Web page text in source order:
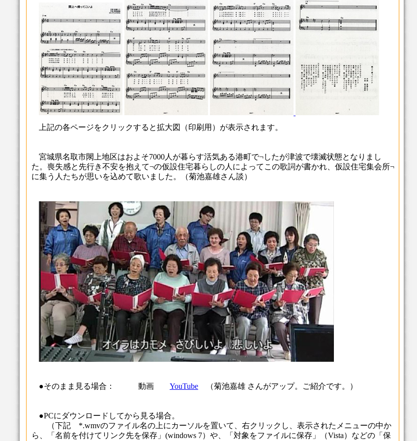
上記の各ページをクリックすると拡大図（印刷用）が表示されます。
宮城県名取市閖上地区はおよそ7000人が暮らす活気ある港町で¬したが津波で壊滅状態となりまし
た。喪失感と先行き不安を抱えて¬の仮設住宅暮らしの人によってこの歌詞が書かれ、仮設住宅集会所¬
に集う人たちが思いを込めて歌いました。（菊池嘉雄さん談）
●そのまま見る場合： 動画 YouTube （菊池嘉雄 さんがアップ。ご紹介です。）
●PCにダウンロードしてから見る場合。
（下記 *.wmvのファイル名の上にカーソルを置いて、右クリックし、表示されたメニューの中か
ら、「名前を付けてリンク先を保存」(windows 7）や、「対象をファイルに保存」（Vista）などの「保